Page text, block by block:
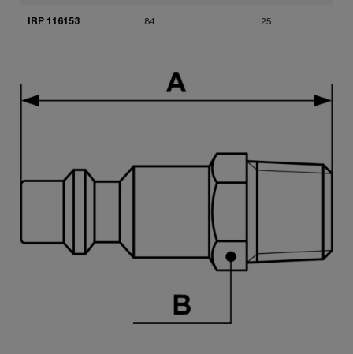
IRP 116153 84 25